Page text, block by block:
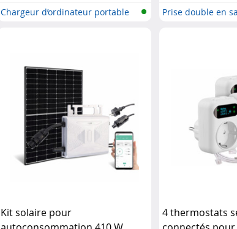
Chargeur d’ordinateur portable
Prise double en
Kit solaire pour
4 thermostats